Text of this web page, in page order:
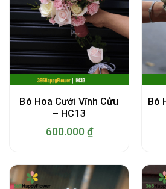
Bó Hoa Cưới Vĩnh Cửu
– HC13
600.000 ₫
Bó